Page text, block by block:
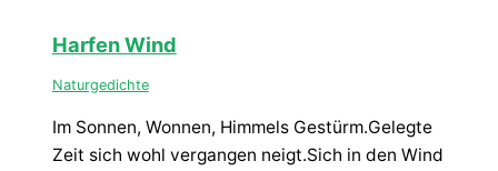
Harfen Wind
Naturgedichte
Im Sonnen, Wonnen, Himmels Gestürm.Gelegte
Zeit sich wohl vergangen neigt.Sich in den Wind